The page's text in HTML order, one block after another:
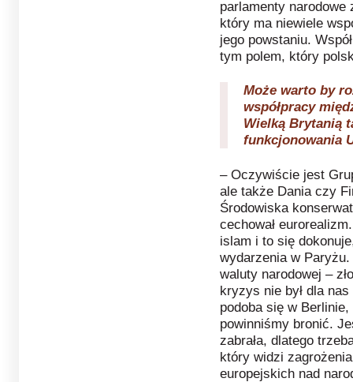
parlamenty
który ma niewiele
jego powstaniu.
tym polem, który
Może warto by
współpracy
Wielką Brytanią
funkcjonowania
– Oczywiście jest
ale także Dania czy
Środowiska
cechował
islam i to się
wydarzenia w
waluty narodowej –
kryzys nie był dla
podoba się w
powinniśmy bronić.
zabrała, dlatego
który widzi
europejskich nad